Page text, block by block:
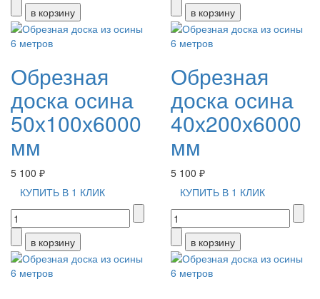
Обрезная
доска осина
50х100х6000
мм
5 100 ₽
КУПИТЬ В 1 КЛИК
Обрезная
доска осина
40х200х6000
мм
5 100 ₽
КУПИТЬ В 1 КЛИК